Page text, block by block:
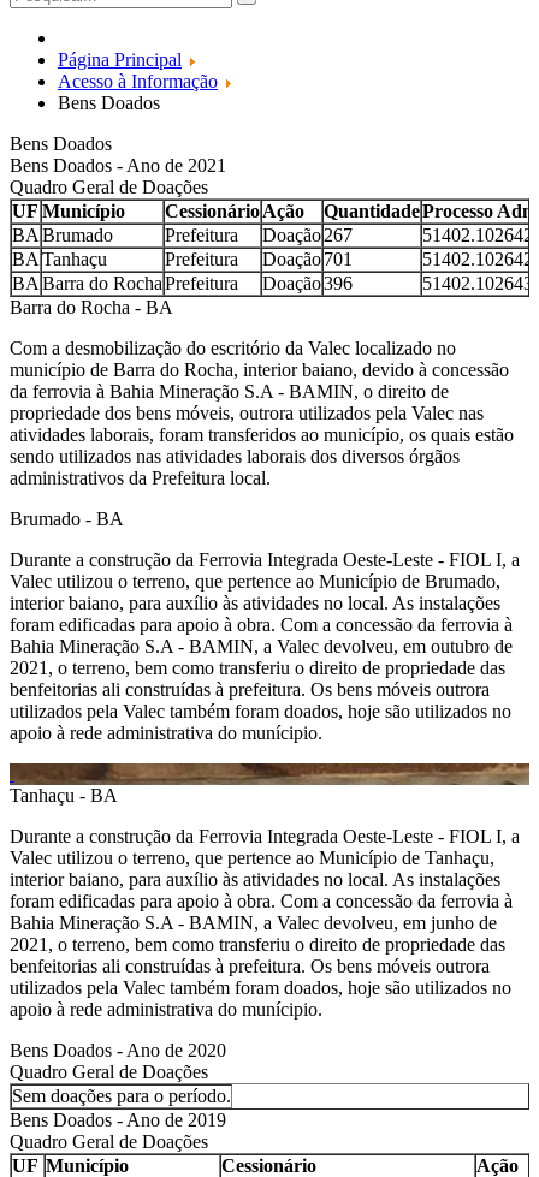
Página Principal
Acesso à Informação
Bens Doados
Bens Doados
Bens Doados - Ano de 2021
Quadro Geral de Doações
UF Município CessionárioAção QuantidadeProcesso
BA Brumado Prefeitura Doação267
BA Tanhaçu Prefeitura Doação701
BA Barra do RochaPrefeitura Doação396
Barra do Rocha - BA
Com a desmobilização do escritório da Valec localizado no
município de Barra do Rocha, interior baiano, devido à concessão
da ferrovia à Bahia Mineração S.A - BAMIN, o direito de
propriedade dos bens móveis, outrora utilizados pela Valec nas
atividades laborais, foram transferidos ao município, os quais estão
sendo utilizados nas atividades laborais dos diversos órgãos
administrativos da Prefeitura local.
Brumado - BA
Durante a construção da Ferrovia Integrada Oeste-Leste - FIOL I, a
Valec utilizou o terreno, que pertence ao Município de Brumado,
interior baiano, para auxílio às atividades no local. As instalações
foram edificadas para apoio à obra. Com a concessão da ferrovia à
Bahia Mineração S.A - BAMIN, a Valec devolveu, em outubro de
2021, o terreno, bem como transferiu o direito de propriedade das
benfeitorias ali construídas à prefeitura. Os bens móveis outrora
utilizados pela Valec também foram doados, hoje são utilizados no
apoio à rede administrativa do munícipio.
Tanhaçu - BA
Durante a construção da Ferrovia Integrada Oeste-Leste - FIOL I, a
Valec utilizou o terreno, que pertence ao Município de Tanhaçu,
interior baiano, para auxílio às atividades no local. As instalações
foram edificadas para apoio à obra. Com a concessão da ferrovia à
Bahia Mineração S.A - BAMIN, a Valec devolveu, em junho de
2021, o terreno, bem como transferiu o direito de propriedade das
benfeitorias ali construídas à prefeitura. Os bens móveis outrora
utilizados pela Valec também foram doados, hoje são utilizados no
apoio à rede administrativa do munícipio.
Bens Doados - Ano de 2020
Quadro Geral de Doações
Sem doações para o período.
Bens Doados - Ano de 2019
Quadro Geral de Doações
UF Município Cessionário
Ação